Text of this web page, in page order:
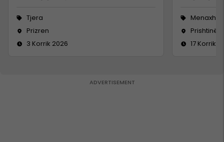
Tjera
Prizren
3 Korrik 2026
Prishtinë
17 Korrik